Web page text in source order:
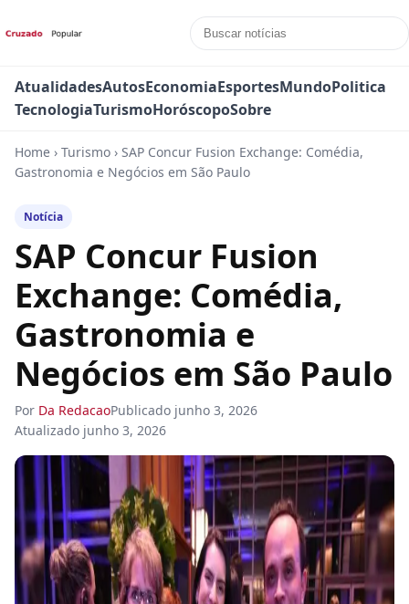
AtualidadesAutosEconomiaEsportesMundoPolitica
TecnologiaTurismoHoróscopoSobre
Home › Turismo › SAP Concur Fusion Exchange: Comédia,
Gastronomia e Negócios em São Paulo
Notícia
SAP Concur Fusion
Exchange: Comédia,
Gastronomia e
Negócios em São Paulo
Por Da RedacaoPublicado junho 3, 2026
Atualizado junho 3, 2026